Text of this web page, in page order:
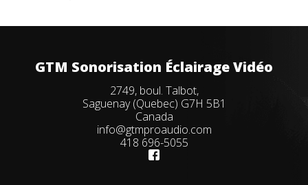
GTM Sonorisation Éclairage Vidéo
2749, boul. Talbot,
Saguenay (Quebec) G7H 5B1
Canada
info@gtmproaudio.com
418 696-5055